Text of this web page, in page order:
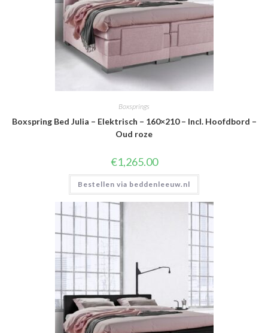
Boxsprings
Boxspring Bed Julia – Elektrisch – 160×210 – Incl. Hoofdbord –
Oud roze
€1,265.00
Bestellen via beddenleeuw.nl